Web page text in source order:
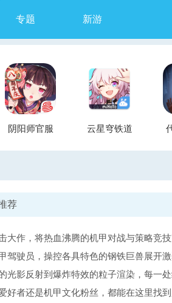
专题 新游
阴阳师官服 云星穹铁道
荐
大作，将热血沸腾的机甲对战与策略竞
驾驶员，操控各具特色的钢铁巨兽展开
光影反射到爆炸特效的粒子渲染，每一
好者还是机甲文化粉丝，都能在这里找